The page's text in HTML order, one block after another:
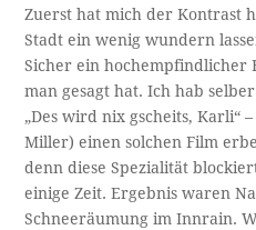
Zuerst hat mich der Kontrast
Stadt ein wenig wundern
Sicher ein hochempfindlicher
man gesagt hat. Ich hab
„Des wird nix gscheits, Karli“
Miller) einen solchen Film
denn diese Spezialität
einige Zeit. Ergebnis waren
Schneeräumung im Innrain.